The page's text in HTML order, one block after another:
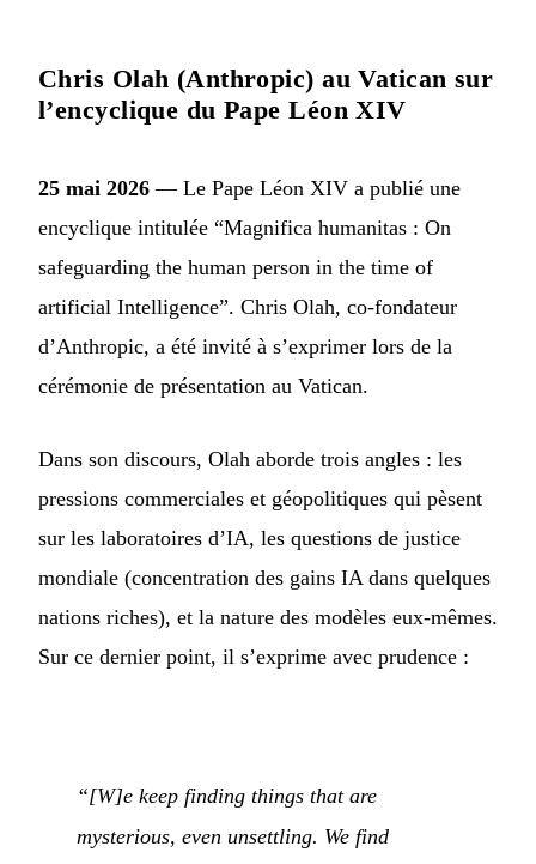
Chris Olah (Anthropic) au Vatican sur
l’encyclique du Pape Léon XIV
25 mai 2026 — Le Pape Léon XIV a publié une
encyclique intitulée “Magnifica humanitas : On
safeguarding the human person in the time of
artificial Intelligence”. Chris Olah, co-fondateur
d’Anthropic, a été invité à s’exprimer lors de la
cérémonie de présentation au Vatican.
Dans son discours, Olah aborde trois angles : les
pressions commerciales et géopolitiques qui pèsent
sur les laboratoires d’IA, les questions de justice
mondiale (concentration des gains IA dans quelques
nations riches), et la nature des modèles eux-mêmes.
Sur ce dernier point, il s’exprime avec prudence :
“[W]e keep finding things that are
mysterious, even unsettling. We find